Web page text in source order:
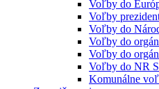
Voľby do
Voľby
Voľby do
Voľby do
Voľby do
Voľby do NR
Komunálne